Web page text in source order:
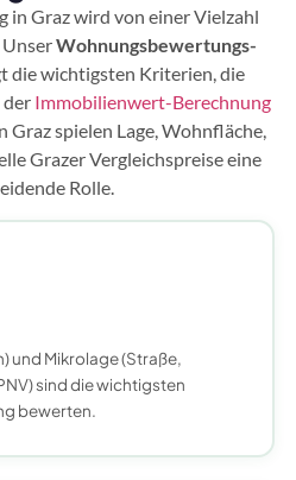
in Graz wird von einer Vielzahl
Wohnungsbewertungs-
die wichtigsten Kriterien, die
der Immobilienwert-Berechnung
Graz spielen Lage, Wohnfläche,
Grazer Vergleichspreise eine
Rolle.
und Mikrolage (Straße,
sind die wichtigsten
bewerten.